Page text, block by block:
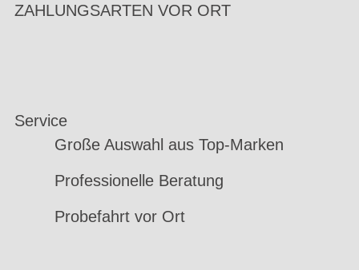
ZAHLUNGSARTEN VOR ORT
Service
Große Auswahl aus Top-Marken
Professionelle Beratung
Probefahrt vor Ort